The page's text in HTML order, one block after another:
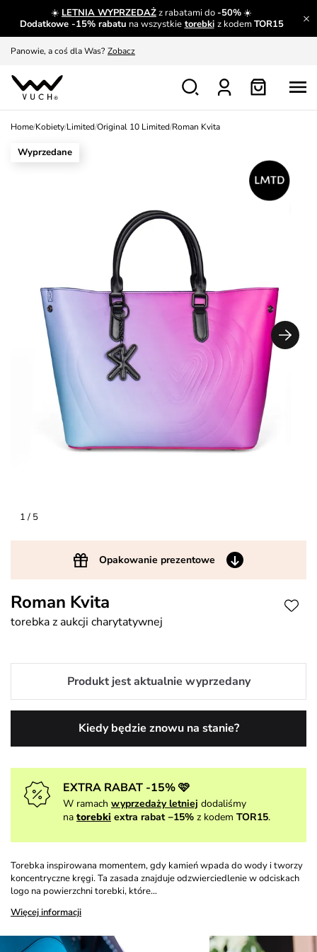
☀️ LETNIA WYPRZEDAŻz rabatami do-50%☀️
Dodatkowe -15% rabatu na wszystkie torebki z kodemTOR15
Panowie, a coś dla Was? Zobacz
Produkty, które musisz mieć. Dowiedz się więcej
Wymiana i zwrot za darmo
Zainspiruj się Pokaż
Home/Kobiety/Limited/Original 10 Limited/Roman Kvita
1/ 5
Opakowanie prezentowe
Wyprzedane
Roman Kvita
torebka z aukcji charytatywnej
Produkt jest aktualnie wyprzedany
Kiedy będzie znowu na stanie?
EXTRA RABAT -15% 🩷
W ramach wyprzedaży letniej dodaliśmy
na torebki extra rabat −15% z kodem TOR15.
Torebka inspirowana momentem, gdy kamień wpada do wody i tworzy
koncentryczne kręgi. Ta zasada znajduje odzwierciedlenie w odciskach
logo na powierzchni torebki, które…
Więcej informacji